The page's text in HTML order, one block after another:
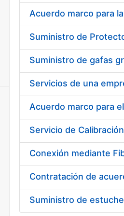
Show/Hide
Acuerdo marco para
Acuerdo marco para
Suministro de